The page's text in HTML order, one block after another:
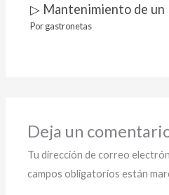
▷ Mantenimiento de un
Porgastronetas
Deja un
Tu dirección de correo
campos obligatorios están